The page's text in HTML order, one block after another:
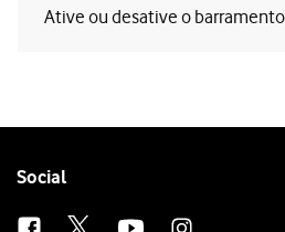
Ative ou desative o
Follow
Social